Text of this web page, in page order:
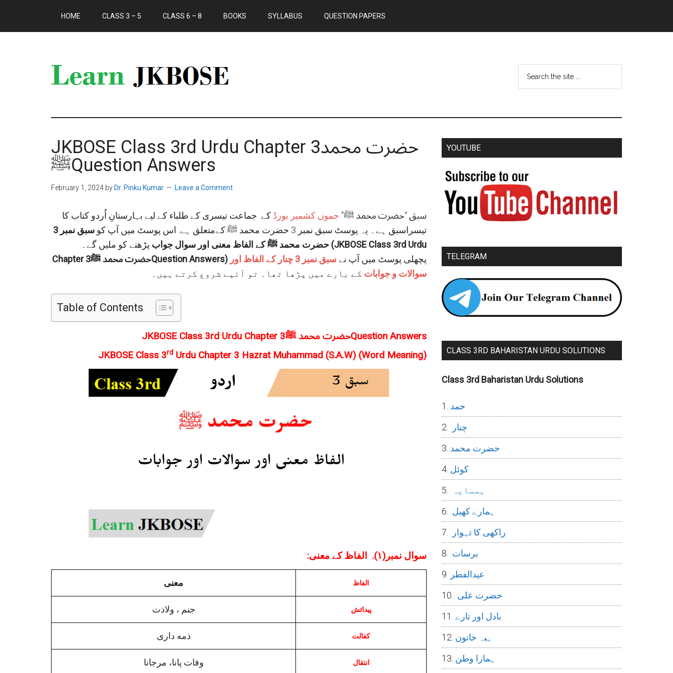
HOME CLASS 3 – 5 CLASS 6 – 8 BOOKS SYLLABUS QUESTION PAPERS
JKBOSE Class 3rd Urdu Chapter 3حضرت محمد
ﷺQuestion Answers
February 1, 2024 by Dr. Pinku Kumar Leave a Comment
سبق “حضرت محمد ﷺ” جموں کشمیر بورڈ کے جماعت تیسری کے طلباء کے لیے بہارستانِ اُردو کتاب کا
تیسراسبق ہے۔ یہ پوسٹ سبق نمبر 3 حضرت محمد ﷺ کےمتعلق ہے. اس پوسٹ میں آپ کو
سبق نمبر 3
حضرت محمد ﷺ کے الفاظ معنی اور سوال جواب
(JKBOSE Class 3rd Urdu
Chapter 3حضرت محمد ﷺQuestion Answers)
پچھلی پوسٹ میں آپ نے
سبق نمبر 3 چنار کے الفاظ اور
سوالات و جوابات کے بارے میں پڑھا تھا۔ تو آئیے شروع کرتے ہیں۔
Table of Contents
JKBOSE Class 3rd Urdu Chapter 3حضرت محمد ﷺQuestion Answers
JKBOSE Class 3rd Urdu Chapter 3 Hazrat Muhammad (S.A.W) (Word Meaning)
:سوال نمبر(۱). الفاظ کے معنی
معنی الفاظ
جنم ، ولادت پیدائش
ذمه داری کفالت
وفات پانا، مرجانا انتقال
YOUTUBE
TELEGRAM
CLASS 3RD BAHARISTAN URDU SOLUTIONS
Class 3rd Baharistan Urdu Solutions
حمد
چنار
حضرت محمد
کوئل
ہمسایہ
ہمارے کھیل
راکھی کا تہوار
برسات
عیدالفطر
حضرت علی
بادل اور تارے
ہبہ خاتون
ہمارا وطن